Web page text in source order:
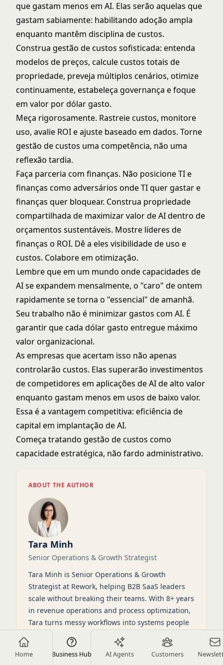
Home Business Hub AI Agents Customers
que gastam menos em AI. Elas serão aquelas que
gastam sabiamente: habilitando adoção ampla
enquanto mantêm disciplina de custos.
Construa gestão de custos sofisticada: entenda
modelos de preços, calcule custos totais de
propriedade, preveja múltiplos cenários, otimize
continuamente, estabeleça governança e foque
em valor por dólar gasto.
Meça rigorosamente. Rastreie custos, monitore
uso, avalie ROI e ajuste baseado em dados. Torne
gestão de custos uma competência, não uma
reflexão tardia.
Faça parceria com finanças. Não posicione TI e
finanças como adversários onde TI quer gastar e
finanças quer bloquear. Construa propriedade
compartilhada de maximizar valor de AI dentro de
orçamentos sustentáveis. Mostre líderes de
finanças o ROI. Dê a eles visibilidade de uso e
custos. Colabore em otimização.
Lembre que em um mundo onde capacidades de
AI se expandem mensalmente, o "caro" de ontem
rapidamente se torna o "essencial" de amanhã.
Seu trabalho não é minimizar gastos com AI. É
garantir que cada dólar gasto entregue máximo
valor organizacional.
As empresas que acertam isso não apenas
controlarão custos. Elas superarão investimentos
de competidores em aplicações de AI de alto valor
enquanto gastam menos em usos de baixo valor.
Essa é a vantagem competitiva: eficiência de
capital em implantação de AI.
Começa tratando gestão de custos como
capacidade estratégica, não fardo administrativo.
ABOUT THE AUTHOR
Tara Minh
Senior Operations & Growth Strategist
Tara Minh is Senior Operations & Growth
Strategist at Rework, helping B2B SaaS leaders
scale without breaking their teams. With 8+ years
in revenue operations and process optimization,
Tara turns messy workflows into systems people
actually follow. Readers get practical frameworks
they can use to cut waste, align teams, and grow
on purpose.